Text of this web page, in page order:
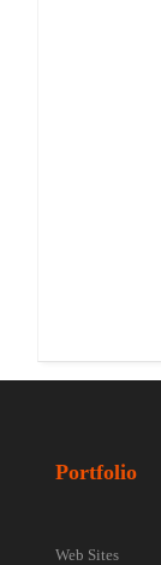
Portfolio
Web Sites